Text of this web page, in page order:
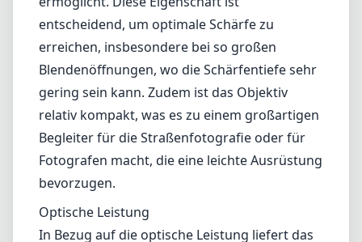
Optische Leistung
In Bezug auf die optische Leistung liefert das
7artisans 50mm f/1.05 durchweg
ansprechende Ergebnisse. Bei weit geöffneter
Blende weisen die Bilder eine besondere
Qualität auf, mit ansprechendem Bokeh, das
den Hintergrund sanft und ansprechend
darstellt. Dies kann besonders nützlich sein,
um Motive in der Porträtfotografie
hervorzuheben. Wenn man die Blende etwas
schließt, verbessert sich die Schärfe, mit sehr